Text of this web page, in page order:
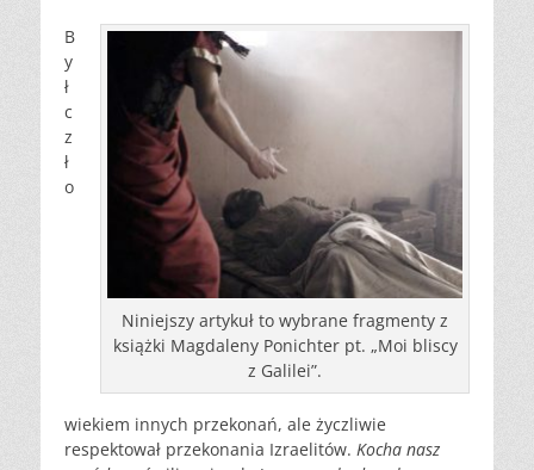
Niniejszy artykuł to wybrane fragmenty z
książki Magdaleny Ponichter pt. „Moi bliscy
z Galilei”.
B
y
ł
c
z
ł
o
wiekiem innych przekonań, ale życzliwie
respektował przekonania Izraelitów. Kocha nasz